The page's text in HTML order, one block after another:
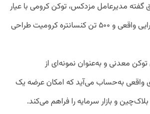
مدیرعامل مزدکس، توکن کرومی با عیار
۴۲ درصد، مبتنی بر دارایی واقعی و ۵۰۰ تن کنسانتره کرومیت طراحی
معدنی و به‌عنوان نمونه‌ای از
واقعی به‌حساب می‌آید که امکان عرضه یک
و بازار سرمایه را فراهم می‌کند.